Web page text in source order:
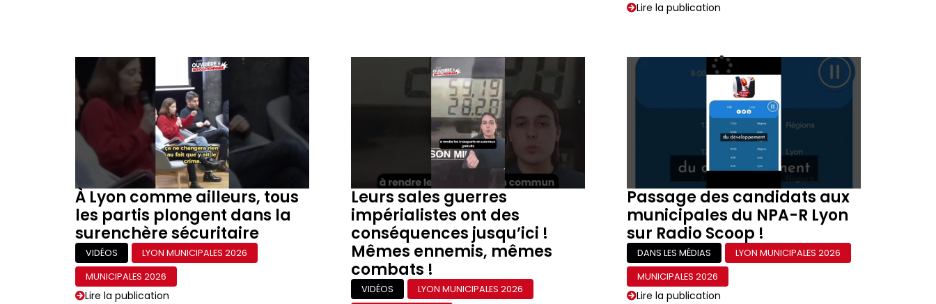
Lire la publication
À Lyon comme ailleurs, tous
les partis plongent dans la
surenchère sécuritaire
VIDÉOS
LYON MUNICIPALES 2026
MUNICIPALES 2026
Lire la publication
Leurs sales guerres
impérialistes ont des
conséquences jusqu’ici !
Mêmes ennemis, mêmes
combats !
VIDÉOS
LYON MUNICIPALES 2026
Passage des candidats aux
municipales du NPA-R Lyon
sur Radio Scoop !
DANS LES MÉDIAS
LYON MUNICIPALES 2026
MUNICIPALES 2026
Lire la publication